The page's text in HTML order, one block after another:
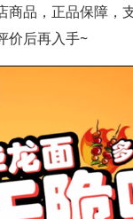
商品，正品保障，
价后再入手~